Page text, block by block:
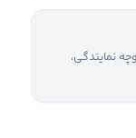
نمایندگی،